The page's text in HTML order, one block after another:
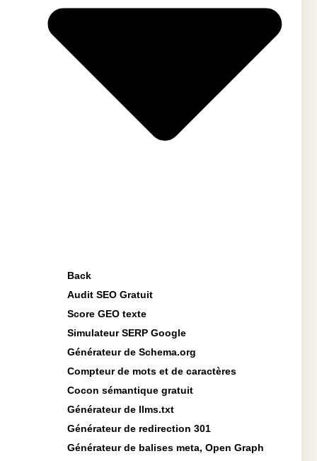
Back
Audit SEO Gratuit
Score GEO texte
Simulateur SERP Google
Générateur de Schema.org
Compteur de mots et de caractères
Cocon sémantique gratuit
Générateur de llms.txt
Générateur de redirection 301
Générateur de balises meta, Open Graph